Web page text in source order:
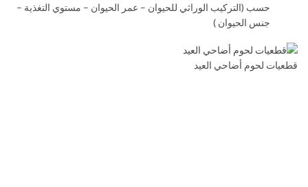
حسب (التركيب الوراثي للحيوان – عمر الحيوان – مستوي التغذية –
جنس الحيوان )
قطعيات لحوم أضاحي العيد